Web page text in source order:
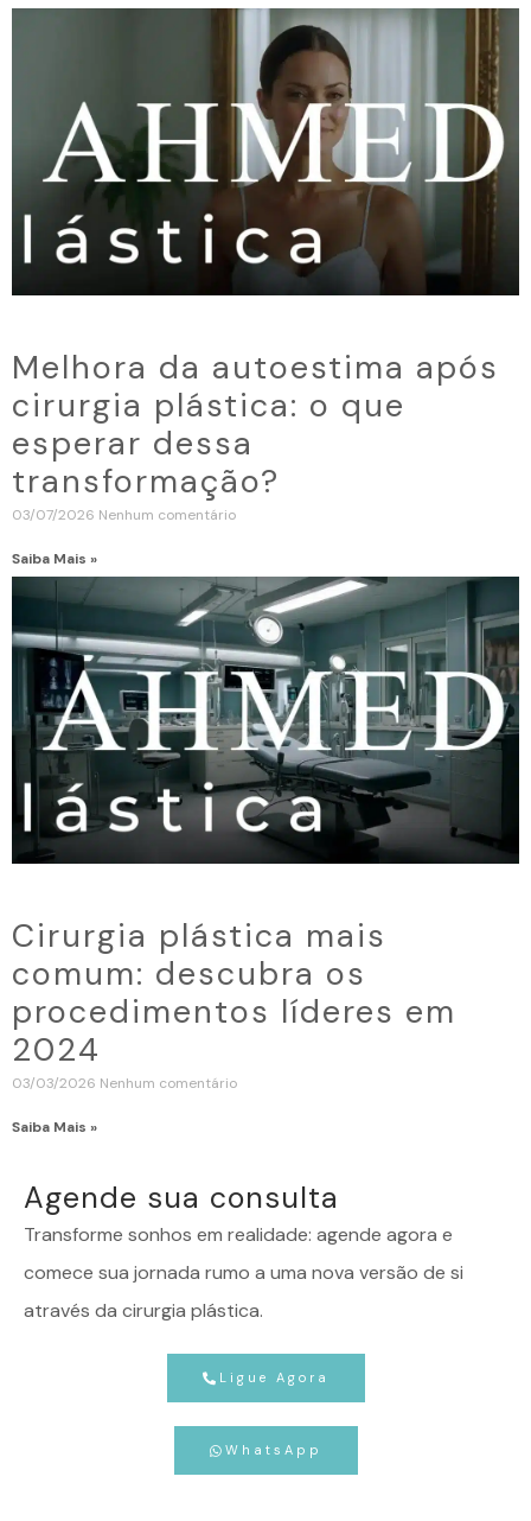
Melhora da autoestima após
cirurgia plástica: o que
esperar dessa
transformação?
03/07/2026 Nenhum comentário
Saiba Mais »
Cirurgia plástica mais
comum: descubra os
procedimentos líderes em
2024
03/03/2026 Nenhum comentário
Saiba Mais »
Agende sua consulta
Transforme sonhos em realidade: agende agora e
comece sua jornada rumo a uma nova versão de si
através da cirurgia plástica.
Ligue Agora
WhatsApp